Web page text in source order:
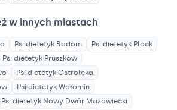
w innych miastach
Psi dietetyk Radom Psi dietetyk Płock
Psi dietetyk Pruszków
Psi dietetyk Ostrołęka
Psi dietetyk Wołomin
Psi dietetyk Nowy Dwór Mazowiecki